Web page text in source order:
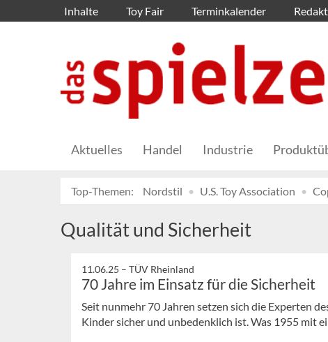
Inhalte Toy Fair Terminkalender
Aktuelles Handel Industrie
Top-Themen: Nordstil U.S. Toy Association
Qualität und Sicherheit
11.06.25 – TÜV Rheinland
70 Jahre im Einsatz für die Sicherheit
Seit nunmehr 70 Jahren setzen sich die Experten
Kinder sicher und unbedenklich ist. Was 1955 mit